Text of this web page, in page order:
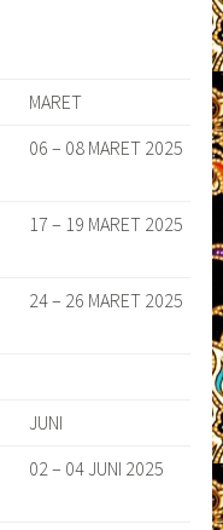
MARET
06 – 08 MARET 2025
17 – 19 MARET 2025
24 – 26 MARET 2025
JUNI
02 – 04 JUNI 2025